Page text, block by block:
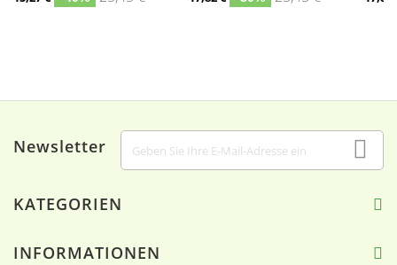
Newsletter
KATEGORIEN
INFORMATIONEN